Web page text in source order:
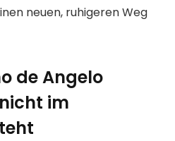
neuen, ruhigeren Weg
de Angelo
im